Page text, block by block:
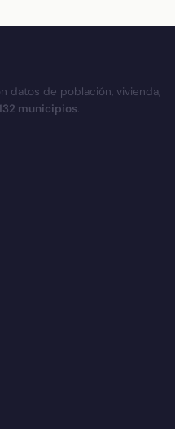
datos de población, vivienda,
municipios.